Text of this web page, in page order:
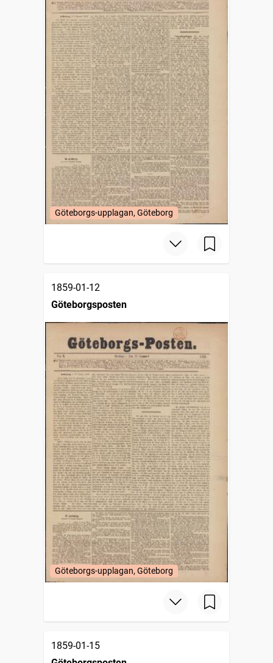
Göteborgs-upplagan, Göteborg
1859-01-12
Göteborgsposten
Göteborgs-upplagan, Göteborg
1859-01-15